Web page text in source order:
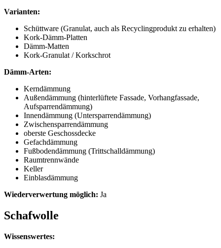
Varianten:
Schüttware (Granulat, auch als Recyclingprodukt zu erhalten)
Kork-Dämm-Platten
Dämm-Matten
Kork-Granulat / Korkschrot
Dämm-Arten:
Kerndämmung
Außendämmung (hinterlüftete Fassade, Vorhangfassade,
Aufsparrendämmung)
Innendämmung (Untersparrendämmung)
Zwischensparrendämmung
oberste Geschossdecke
Gefachdämmung
Fußbodendämmung (Trittschalldämmung)
Raumtrennwände
Keller
Einblasdämmung
Wiederverwertung möglich: Ja
Schafwolle
Wissenswertes: